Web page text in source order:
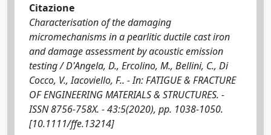
Citazione
Characterisation of the damaging
micromechanisms in a pearlitic ductile cast iron
and damage assessment by acoustic emission
testing / D'Angela, D., Ercolino, M., Bellini, C., Di
Cocco, V., Iacoviello, F.. - In: FATIGUE & FRACTURE
OF ENGINEERING MATERIALS & STRUCTURES. -
ISSN 8756-758X. - 43:5(2020), pp. 1038-1050.
[10.1111/ffe.13214]